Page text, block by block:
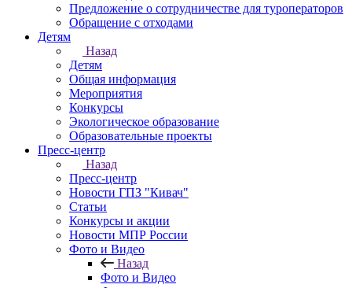
Предложение о сотрудничестве для туроператоров
Обращение с отходами
Детям
Назад
Детям
Общая информация
Мероприятия
Конкурсы
Экологическое образование
Образовательные проекты
Пресс-центр
Назад
Пресс-центр
Новости ГПЗ "Кивач"
Статьи
Конкурсы и акции
Новости МПР России
Фото и Видео
Назад
Фото и Видео